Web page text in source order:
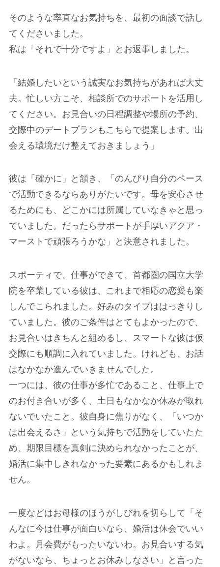
そのような率直なお気持ちを、最初の面談で話し
てくださいました。
私は「それで十分ですよ」とお返事しました。
「結婚したいという誠実なお気持ちがあれば大丈
夫。忙しい方こそ、相談所でのサポートを活用し
てください。お見合いの日程調整や場所の予約、
交際中のデートプランもこちらで提案します。出
会える環境だけ整えておきましょう」
彼は「確かに」と頷き、「のんびり自分のペース
で活動できるならありがたいです。母を安心させ
るためにも、どこかには所属していなきゃと思っ
ていました。だったらサポートが手厚いアクア・
マーストで頑張ろうかな」と決意されました。
スポーティで、仕事ができて、首都圏の国立大学
院を卒業している彼は、これまで相応の恋愛も楽
しんでこられました。好みのタイプははっきりし
ていました。彼のご条件はとてもよかったので、
お見合いはきちんと組めるし、スマートな彼は仮
交際にも順調に入れていました。けれども、お話
はなかなか進んでいきませんでした。
一つには、彼の仕事が多忙であること、仕事上で
のお付き合いが多く、土日もなかなか休みが取れ
ないでいたこと。彼自身に焦りがなく、「いつか
は出会えるさ」という気持ちで活動をしていたた
め、期限目標を真剣に決められなかったことが、
婚活に集中しきれなかった要素にあるかもしれま
せん。
一度などはお母様のほうがしびれを切らして「そ
んなに今は仕事が面白いなら、婚活は休会でいい
わよ。月会費がもったいないわ。お見合いする気
がないなら、ちょっとお休みしなさい」と言った